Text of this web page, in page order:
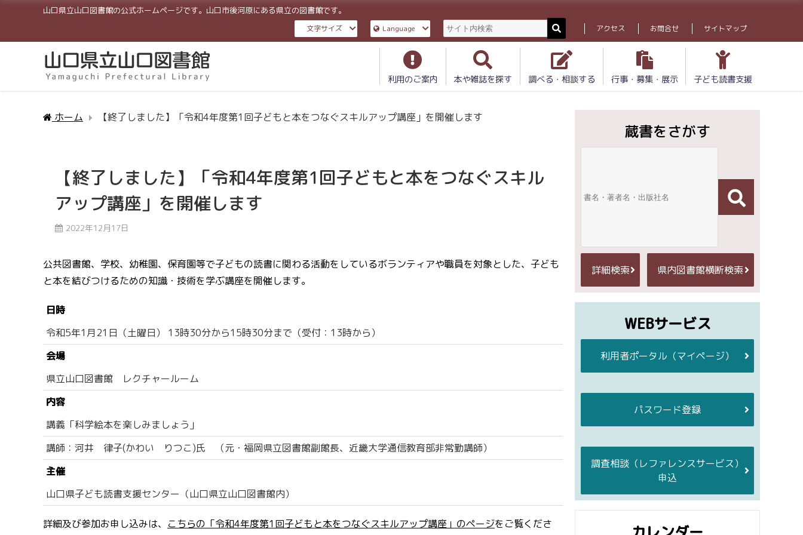
山口県立山口図書館の公式ホームページです。山口市後河原にある県立の図書館です。
文字サイズ Language アクセス お問合せ サイトマップ
利用のご案内 本や雑誌を探す 調べる・相談する 行事・募集・展示 子ども読書支援
ホーム 【終了しました】「令和4年度第1回子どもと本をつなぐスキルアップ講座」を開催します
【終了しました】「令和4年度第1回子どもと本をつなぐスキル
アップ講座」を開催します
2022年12月17日
公共図書館、学校、幼稚園、保育園等で子どもの読書に関わる活動をしているボランティアや職員を対象とした、子ども
と本を結びつけるための知識・技術を学ぶ講座を開催します。
日時
令和5年1月21日（土曜日） 13時30分から15時30分まで（受付：13時から）
会場
県立山口図書館 レクチャールーム
内容
講義「科学絵本を楽しみましょう」
講師：河井 律子(かわい りつこ)氏 （元・福岡県立図書館副館長、近畿大学通信教育部非常勤講師）
主催
山口県子ども読書支援センター（山口県立山口図書館内）
詳細及び参加お申し込みは、 こちらの「令和4年度第1回子どもと本をつなぐスキルアップ講座」のページをご覧くださ
蔵書をさがす
詳細検索 県内図書館横断検索
WEBサービス
利用者ポータル （マイページ）
パスワード登録
調査相談 （レファレンスサービス）
申込